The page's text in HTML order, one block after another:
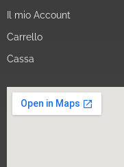
Il mio Account
Carrello
Cassa